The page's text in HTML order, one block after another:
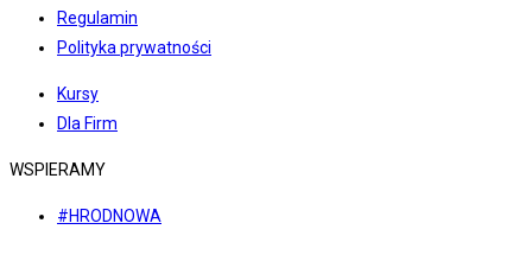
Regulamin
Polityka prywatności
Kursy
Dla Firm
WSPIERAMY
#HRODNOWA